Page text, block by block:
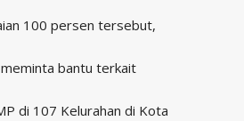
100 persen tersebut,
meminta bantu terkait
di 107 Kelurahan di Kota